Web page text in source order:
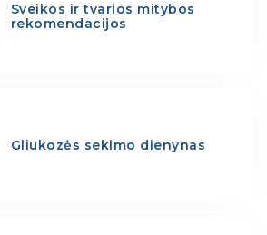
Sveikos ir tvarios mitybos
rekomendacijos
Gliukozės sekimo dienynas